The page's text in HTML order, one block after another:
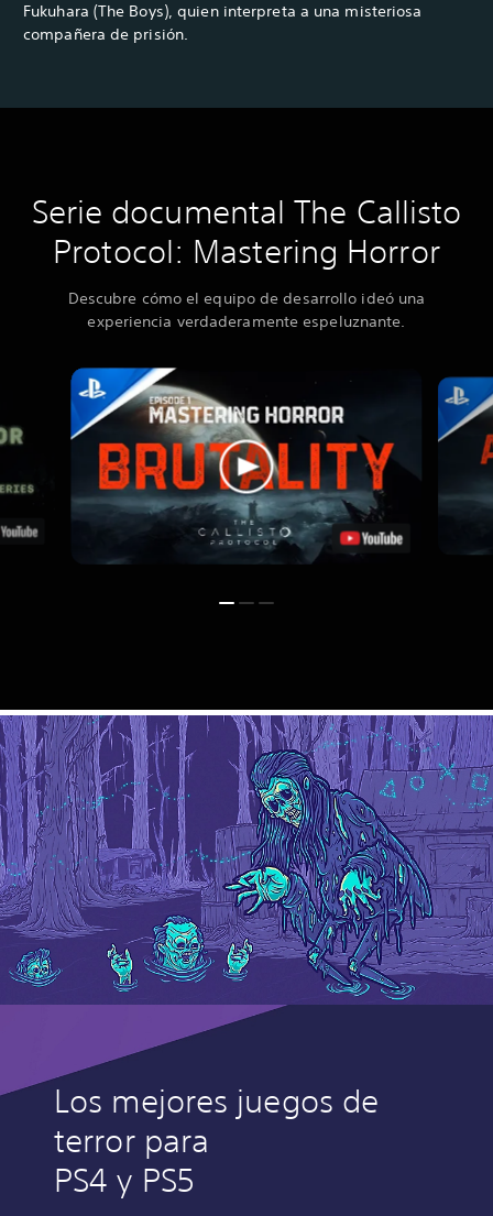
Fukuhara (The Boys), quien interpreta a una misteriosa
compañera de prisión.
Serie documental The Callisto
Protocol: Mastering Horror
Descubre cómo el equipo de desarrollo ideó una
experiencia verdaderamente espeluznante.
Los mejores juegos de
terror para
PS4 y PS5